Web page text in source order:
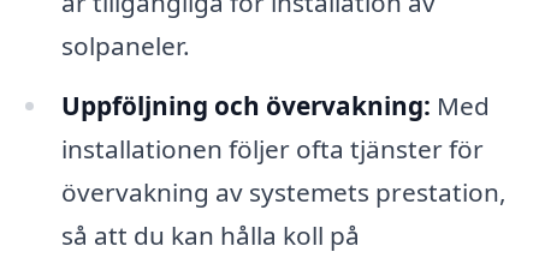
solpaneler.
Uppföljning och övervakning: Med
installationen följer ofta tjänster för
övervakning av systemets prestation,
så att du kan hålla koll på